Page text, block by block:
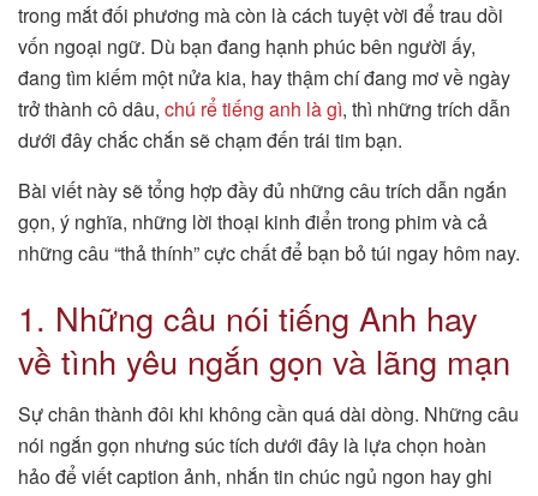
trong mắt đối phương mà còn là cách tuyệt vời để trau dồi
vốn ngoại ngữ. Dù bạn đang hạnh phúc bên người ấy,
đang tìm kiếm một nửa kia, hay thậm chí đang mơ về ngày
trở thành cô dâu, chú rể tiếng anh là gì, thì những trích dẫn
dưới đây chắc chắn sẽ chạm đến trái tim bạn.
Bài viết này sẽ tổng hợp đầy đủ những câu trích dẫn ngắn
gọn, ý nghĩa, những lời thoại kinh điển trong phim và cả
những câu “thả thính” cực chất để bạn bỏ túi ngay hôm nay.
1. Những câu nói tiếng Anh hay
về tình yêu ngắn gọn và lãng mạn
Sự chân thành đôi khi không cần quá dài dòng. Những câu
nói ngắn gọn nhưng súc tích dưới đây là lựa chọn hoàn
hảo để viết caption ảnh, nhắn tin chúc ngủ ngon hay ghi